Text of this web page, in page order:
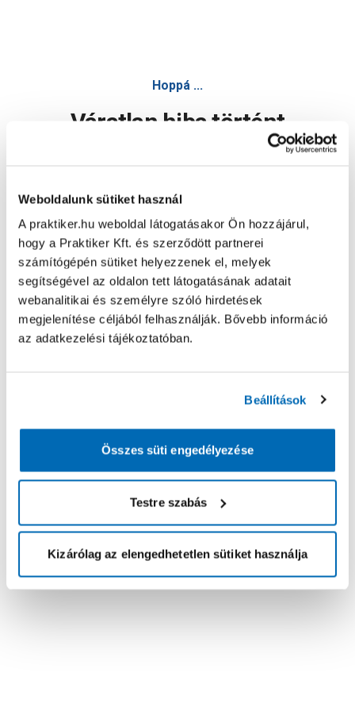
Weboldalunk sütiket használ
A praktiker.hu weboldal látogatásakor Ön hozzájárul,
hogy a Praktiker Kft. és szerződött partnerei
számítógépén sütiket helyezzenek el, melyek
segítségével az oldalon tett látogatásának adatait
webanalitikai és személyre szóló hirdetések
megjelenítése céljából felhasználják. Bővebb információ
az adatkezelési tájékoztatóban.
Beállítások
Összes süti engedélyezése
Testre szabás
Kizárólag az elengedhetetlen sütiket használja
Hoppá ...
Váratlan hiba történt
Oldal újratöltése